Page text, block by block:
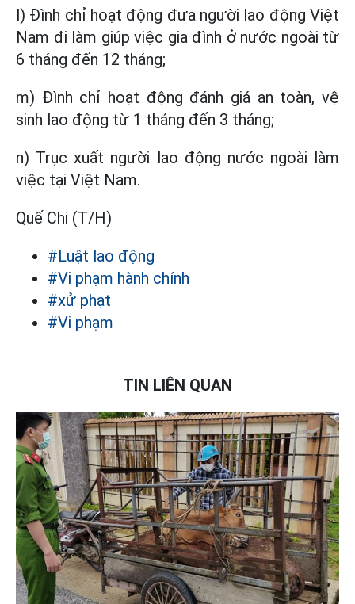
l) Đình chỉ hoạt động đưa người lao động Việt
Nam đi làm giúp việc gia đình ở nước ngoài từ
6 tháng đến 12 tháng;
m) Đình chỉ hoạt động đánh giá an toàn, vệ
sinh lao động từ 1 tháng đến 3 tháng;
n) Trục xuất người lao động nước ngoài làm
việc tại Việt Nam.
Quế Chi (T/H)
#Luật lao động
#Vi phạm hành chính
#xử phạt
#Vi phạm
TIN LIÊN QUAN